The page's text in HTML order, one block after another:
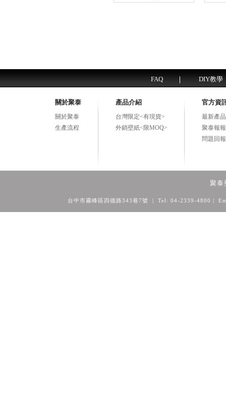
FAQ DIY教學
關於聚泰
關於聚泰
生產流程
產品介紹
台灣限定<有現貨>
外銷壁紙<限MOQ>
官方資
最新產
聚泰報報
問題回報
聚泰
台中市霧峰區四德路343巷7號 | Tel: 04-2339-4800 |